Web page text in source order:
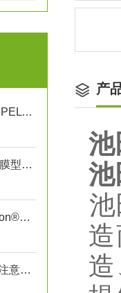
池田屋精品！武藏温度控制单元 PELTIER MASTER TBP-SY10MW-F-1 参数介绍
池田屋精品！ULVAC DA-81S隔膜型干式真空泵
池田屋精品！F002-X-02-3F Teflon®真空吸笔技术参数
便携式水质计的工作原理及使用注意事项
产